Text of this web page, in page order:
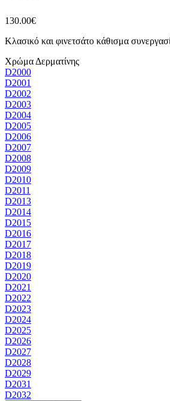
130.00€
Κλασικό και φινετσάτο κάθισμα
Χρώμα Δερματίνης
D2000
D2001
D2002
D2003
D2004
D2005
D2006
D2007
D2008
D2009
D2010
D2011
D2013
D2014
D2015
D2016
D2017
D2018
D2019
D2020
D2021
D2022
D2023
D2024
D2025
D2026
D2027
D2028
D2029
D2031
D2032